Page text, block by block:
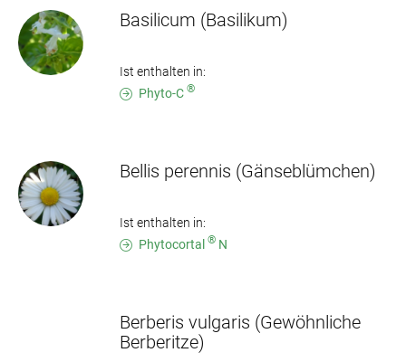
Basilicum (Basilikum)
Ist enthalten in:
Phyto-C ®
Bellis perennis (Gänseblümchen)
Ist enthalten in:
Phytocortal ® N
Berberis vulgaris (Gewöhnliche
Berberitze)